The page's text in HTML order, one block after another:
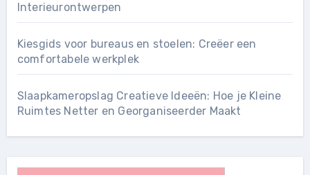
Interieurontwerpen
Kiesgids voor bureaus en stoelen: Creëer een
comfortabele werkplek
Slaapkameropslag Creatieve Ideeën: Hoe je Kleine
Ruimtes Netter en Georganiseerder Maakt